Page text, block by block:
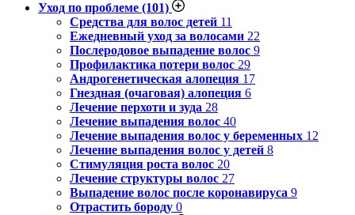
Уход по проблеме (101)
Средства для волос детей 11
Ежедневный уход за волосами 22
Послеродовое выпадение волос 9
Профилактика потери волос 29
Андрогенетическая алопеция 17
Гнездная (очаговая) алопеция 6
Лечение перхоти и зуда 28
Лечение выпадения волос 40
Лечение выпадения волос у беременных 12
Лечение выпадения волос у детей 8
Стимуляция роста волос 20
Лечение структуры волос 27
Выпадение волос после коронавируса 9
Отрастить бороду 0